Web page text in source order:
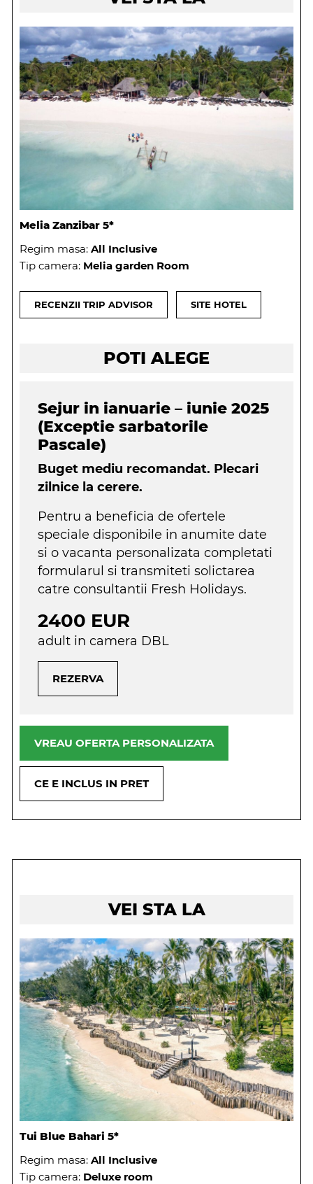
Melia Zanzibar 5*
Regim masa: All Inclusive
Tip camera: Melia garden Room
RECENZII TRIP ADVISOR SITE HOTEL
POTI ALEGE
Sejur in ianuarie – iunie 2025
(Exceptie sarbatorile
Pascale)
Buget mediu recomandat. Plecari
zilnice la cerere.
Pentru a beneficia de ofertele
speciale disponibile in anumite date
si o vacanta personalizata completati
formularul si transmiteti solictarea
catre consultantii Fresh Holidays.
2400 EUR
adult in camera DBL
REZERVA
VREAU OFERTA PERSONALIZATA
CE E INCLUS IN PRET
VEI STA LA
Tui Blue Bahari 5*
Regim masa: All Inclusive
Tip camera: Deluxe room